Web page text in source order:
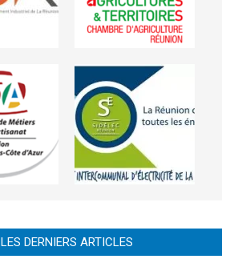
LES DERNIERS ARTICLES